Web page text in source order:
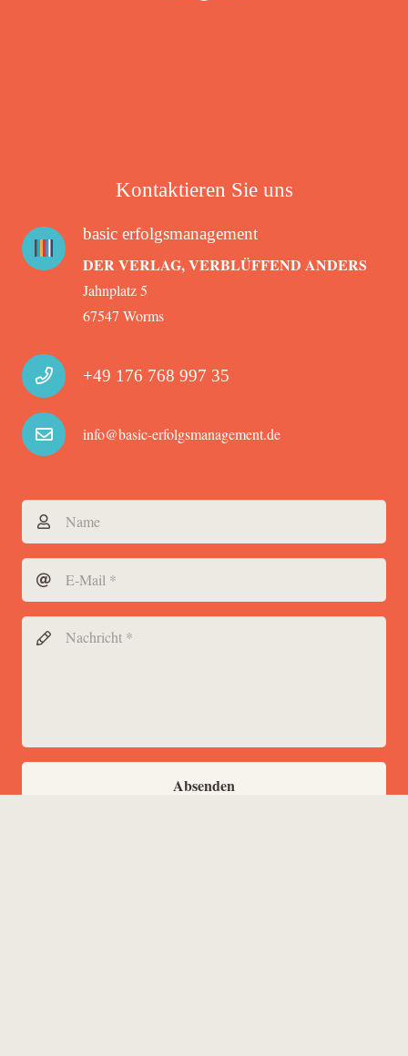
Kontaktieren Sie uns
basic erfolgsmanagement
DER VERLAG, VERBLÜFFEND ANDERS
Jahnplatz 5
67547 Worms
+49 176 768 997 35
info@basic-erfolgsmanagement.de
Absenden